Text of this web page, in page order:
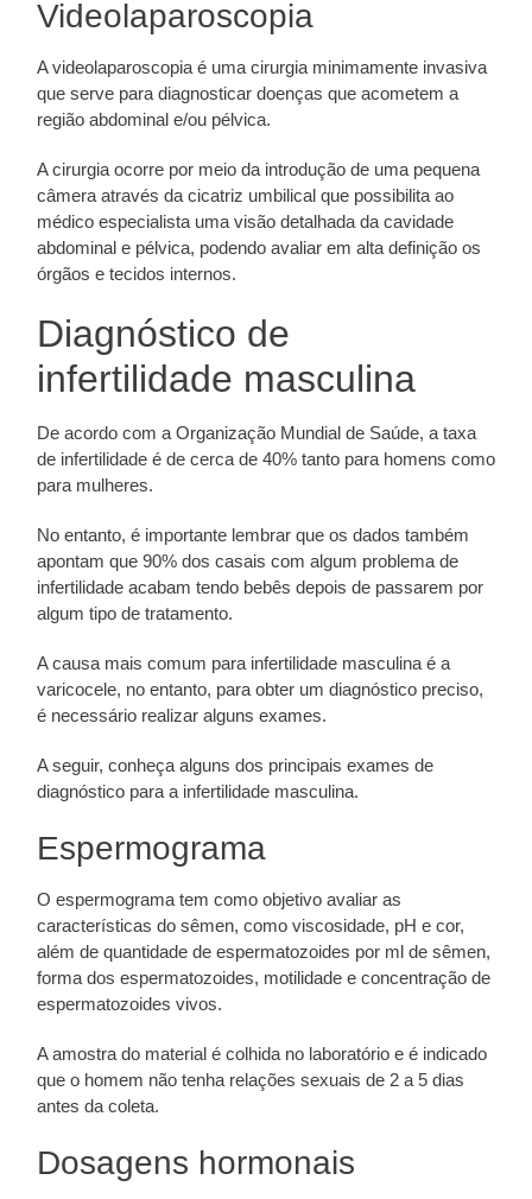
Videolaparoscopia
A videolaparoscopia é uma cirurgia minimamente invasiva
que serve para diagnosticar doenças que acometem a
região abdominal e/ou pélvica.
A cirurgia ocorre por meio da introdução de uma pequena
câmera através da cicatriz umbilical que possibilita ao
médico especialista uma visão detalhada da cavidade
abdominal e pélvica, podendo avaliar em alta definição os
órgãos e tecidos internos.
Diagnóstico de
infertilidade masculina
De acordo com a Organização Mundial de Saúde, a taxa
de infertilidade é de cerca de 40% tanto para homens como
para mulheres.
No entanto, é importante lembrar que os dados também
apontam que 90% dos casais com algum problema de
infertilidade acabam tendo bebês depois de passarem por
algum tipo de tratamento.
A causa mais comum para infertilidade masculina é a
varicocele, no entanto, para obter um diagnóstico preciso,
é necessário realizar alguns exames.
A seguir, conheça alguns dos principais exames de
diagnóstico para a infertilidade masculina.
Espermograma
O espermograma tem como objetivo avaliar as
características do sêmen, como viscosidade, pH e cor,
além de quantidade de espermatozoides por ml de sêmen,
forma dos espermatozoides, motilidade e concentração de
espermatozoides vivos.
A amostra do material é colhida no laboratório e é indicado
que o homem não tenha relações sexuais de 2 a 5 dias
antes da coleta.
Dosagens hormonais